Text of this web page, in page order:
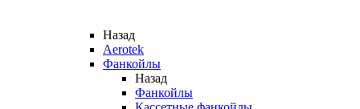
Назад
Aerotek
Фанкойлы
Назад
Фанкойлы